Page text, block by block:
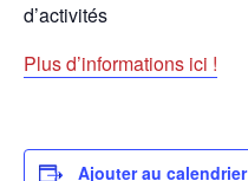
d’activités
Plus d’informations ici !
Ajouter au calendrier